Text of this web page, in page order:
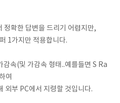
정확한 답변을 드리기 어렵지만,
1가지만 적용합니다.
속(및 가감속 형태..예를들면 S Ra
여
외부 PC에서 지령할 것입니다.